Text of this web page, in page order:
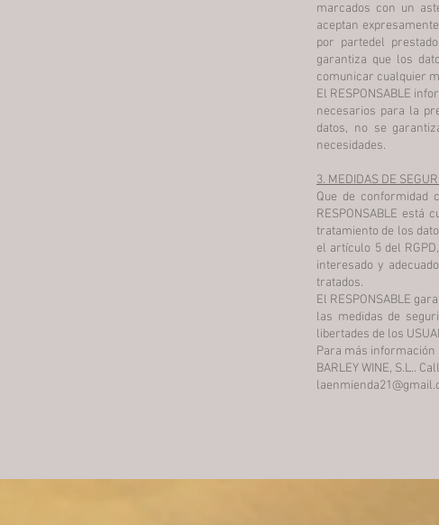
marcados con un
aceptan
por partedel
garantiza que los
comunicar cualquier
El RESPONSABLE
necesarios para la
datos, no se
necesidades.
3. MEDIDAS DE
Que de conformidad
RESPONSABLE está
tratamiento de los
el artículo 5 del
interesado y
tratados.
El RESPONSABLE
las medidas de
libertades de los
Para más información
BARLEY WINE, S.L..